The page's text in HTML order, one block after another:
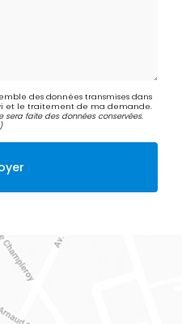
des données transmises dans
et le traitement de ma demande.
sera faite des données conservées.
)